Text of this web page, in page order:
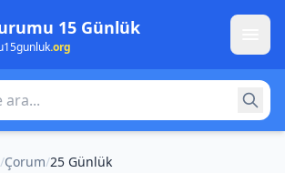
15 Günlük
.org
/Çorum/25 Günlük